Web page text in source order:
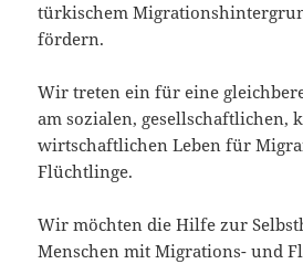
türkischem
fördern.
Wir treten ein für eine
am sozialen, gesellschaftlichen,
wirtschaftlichen Leben für
Flüchtlinge.
Wir möchten die Hilfe zur
Menschen mit Migrations- und